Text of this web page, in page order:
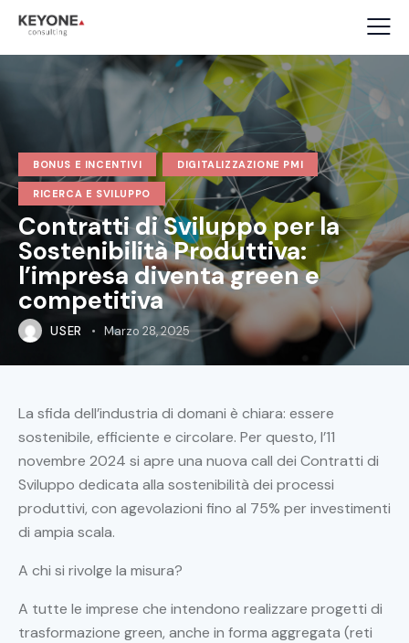
BONUS E INCENTIVI DIGITALIZZAZIONE PMI
RICERCA E SVILUPPO
Contratti di Sviluppo per la
Sostenibilità Produttiva:
l’impresa diventa green e
competitiva
USER Marzo 28, 2025
La sfida dell’industria di domani è chiara: essere
sostenibile, efficiente e circolare. Per questo, l’11
novembre 2024 si apre una nuova call dei Contratti di
Sviluppo dedicata alla sostenibilità dei processi
produttivi, con agevolazioni fino al 75% per investimenti
di ampia scala.
A chi si rivolge la misura?
A tutte le imprese che intendono realizzare progetti di
trasformazione green, anche in forma aggregata (reti